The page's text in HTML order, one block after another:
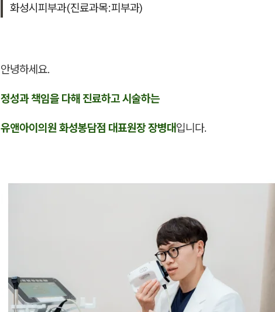
화성시피부과(진료과목:피부과)
안녕하세요.
정성과 책임을 다해 진료하고 시술하는
유앤아이의원 화성봉담점 대표원장 장병대입니다.